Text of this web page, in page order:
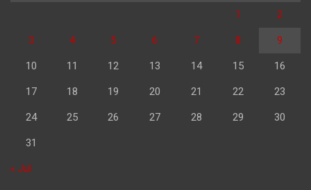
1 2
3 4 5 6 7 8 9
10 11 12 13 14 15 16
17 18 19 20 21 22 23
24 25 26 27 28 29 30
31
« Jul